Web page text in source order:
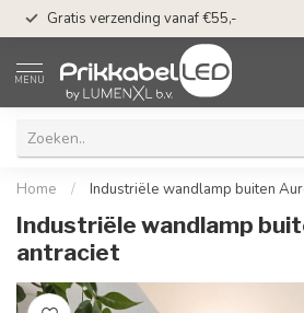
Gratis verzending vanaf €55,-
MENU
Home / Industriële wandlamp buiten
Industriële wandlamp
antraciet